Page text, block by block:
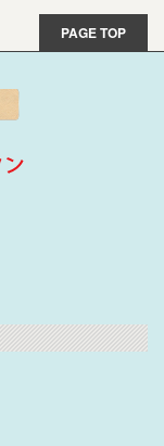
PAGE TOP